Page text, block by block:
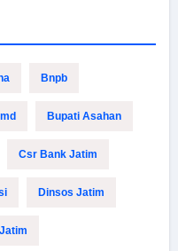
Bnpb
Bupati Asahan
Csr Bank Jatim
Dinsos Jatim